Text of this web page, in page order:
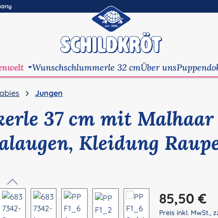
Wunschschlummerle 32 cmÜber uns
Jungen
37 cm mit Malhaar
Kleidung
Regulärer Preis:
85,50 €
Preis inkl. MwSt.,